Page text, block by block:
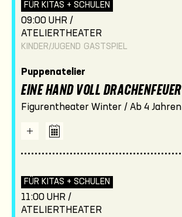
FÜR KITAS + SCHULEN
09:00 UHR /
ATELIERTHEATER
KINDER/JUGEND GASTSPIEL
Puppenatelier
EINE HAND VOLL DRACHENFEUER
Figurentheater Winter / Ab 4 Jahren
FÜR KITAS + SCHULEN
11:00 UHR /
ATELIERTHEATER